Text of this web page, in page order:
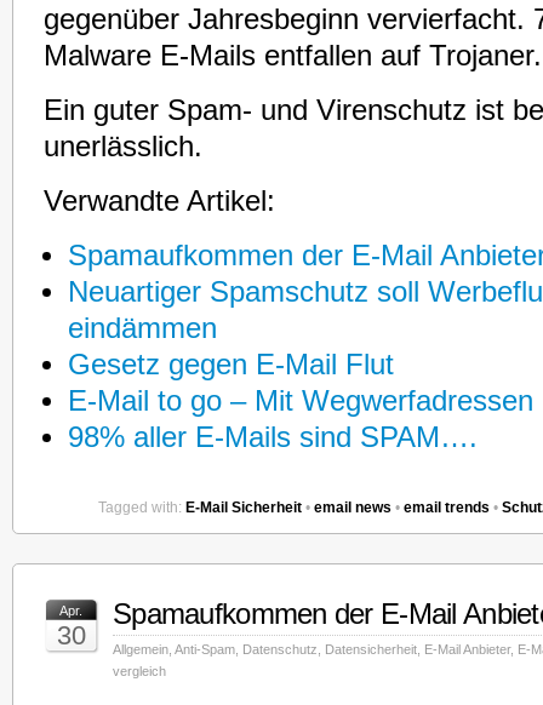
gegenüber Jahresbeginn vervierfacht.
Malware E-Mails entfallen auf Trojaner.
Ein guter Spam- und Virenschutz ist
unerlässlich.
Verwandte Artikel:
Spamaufkommen der E-Mail
Neuartiger Spamschutz soll
eindämmen
Gesetz gegen E-Mail Flut
E-Mail to go – Mit
98% aller E-Mails sind SPAM….
Tagged with: E-Mail Sicherheit • email news • email trends •
Apr.
30
Spamaufkommen der E-Mail
Allgemein Anti-Spam Datenschutz Datensicherheit E-Mail Anbieter, E-
vergleich